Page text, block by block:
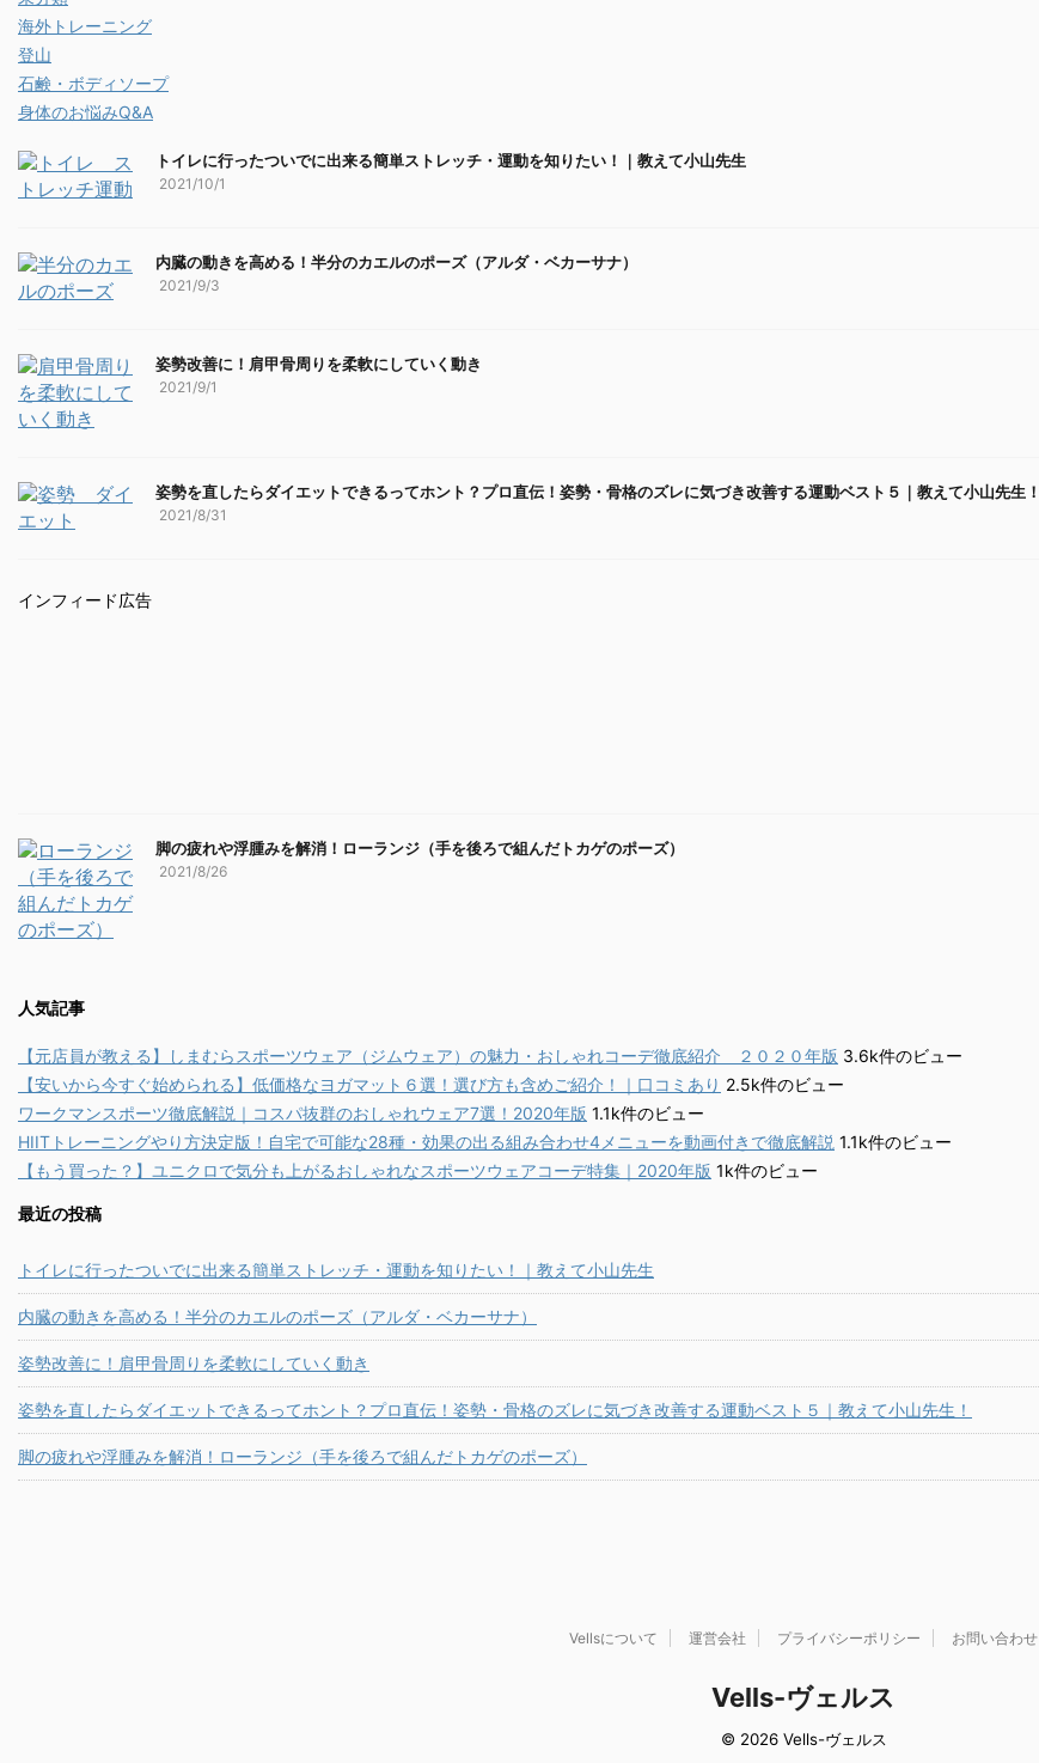
海外トレーニング
登山
石鹸・ボディソープ
身体のお悩みQ&A
トイレに行ったついでに出来る簡単ストレッチ・運動を知りたい！｜教えて小山先生
2021/10/1
内臓の動きを高める！半分のカエルのポーズ（アルダ・ベカーサナ）
2021/9/3
姿勢改善に！肩甲骨周りを柔軟にしていく動き
2021/9/1
姿勢を直したらダイエットできるってホント？プロ直伝！姿勢・骨格のズレに気づき改善する運動ベスト５｜教えて小山先生！
2021/8/31
インフィード広告
脚の疲れや浮腫みを解消！ローランジ（手を後ろで組んだトカゲのポーズ）
2021/8/26
人気記事
【元店員が教える︎】しまむらスポーツウェア（ジムウェア）の魅力・おしゃれコーデ徹底紹介 ２０２０年版 3.6k件のビュー
【安いから今すぐ始められる】低価格なヨガマット６選！選び方も含めご紹介！｜口コミあり 2.5k件のビュー
ワークマンスポーツ徹底解説｜コスパ抜群のおしゃれウェア7選！2020年版 1.1k件のビュー
HIITトレーニングやり方決定版！自宅で可能な28種・効果の出る組み合わせ4メニューを動画付きで徹底解説 1.1k件のビュー
【もう買った？】ユニクロで気分も上がるおしゃれなスポーツウェアコーデ特集｜2020年版 1k件のビュー
最近の投稿
トイレに行ったついでに出来る簡単ストレッチ・運動を知りたい！｜教えて小山先生
内臓の動きを高める！半分のカエルのポーズ（アルダ・ベカーサナ）
姿勢改善に！肩甲骨周りを柔軟にしていく動き
姿勢を直したらダイエットできるってホント？プロ直伝！姿勢・骨格のズレに気づき改善する運動ベスト５｜教えて小山先生！
脚の疲れや浮腫みを解消！ローランジ（手を後ろで組んだトカゲのポーズ）
Vellsについて 運営会社 プライバシーポリシー お問い合わせ
Vells-ヴェルス
© 2026 Vells-ヴェルス